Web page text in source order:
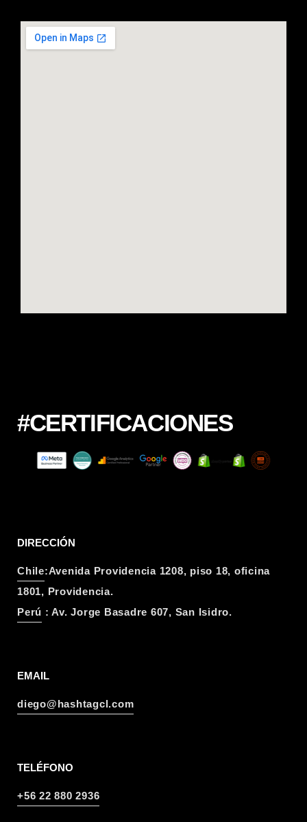
#CERTIFICACIONES
DIRECCIÓN
Chile:Avenida Providencia 1208, piso 18, oficina
1801, Providencia.
Perú : Av. Jorge Basadre 607, San Isidro.
EMAIL
diego@hashtagcl.com
TELÉFONO
+56 22 880 2936